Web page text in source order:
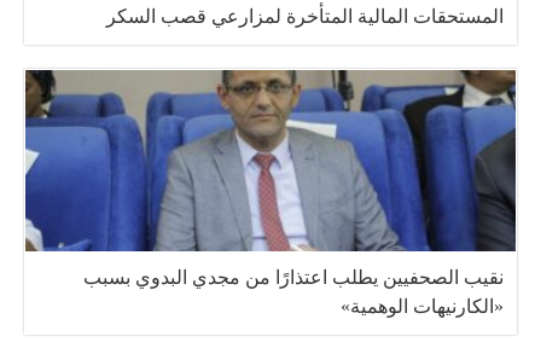
المستحقات المالية المتأخرة لمزارعي قصب السكر
نقيب الصحفيين يطلب اعتذارًا من مجدي البدوي بسبب
«الكارنيهات الوهمية»